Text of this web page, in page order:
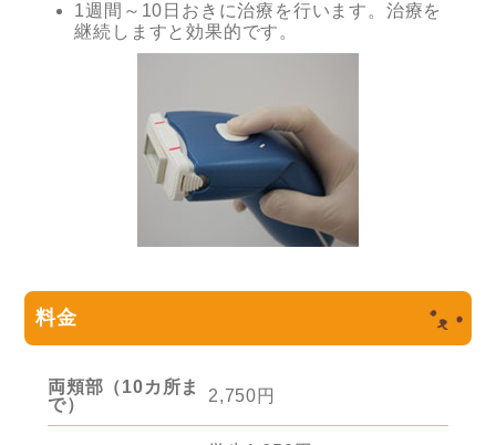
1週間～10日おきに治療を行います。治療を
継続しますと効果的です。
料金
両頬部（10カ所ま
で）
2,750円